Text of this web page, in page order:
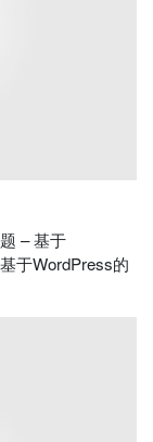
– 基于
于WordPress的